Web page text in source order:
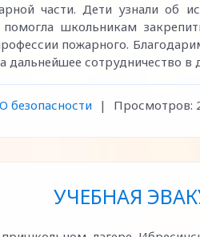
части. Дети узнали об
помогла школьникам
пожарного.
дальнейшее сотрудничество
О безопасности | Просмотров:
УЧЕБНАЯ